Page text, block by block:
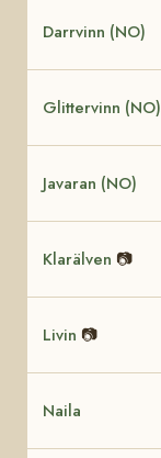
Darrvinn (NO)
Glittervinn (NO)
Javaran (NO)
Klarälven 📷
Livin 📷
Naila